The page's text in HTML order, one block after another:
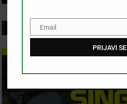
Email
Email
PRIJAVI SE